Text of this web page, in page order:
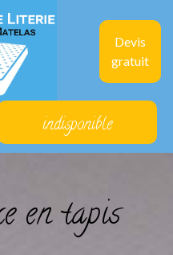
Devis
gratuit
indisponible
en tapis